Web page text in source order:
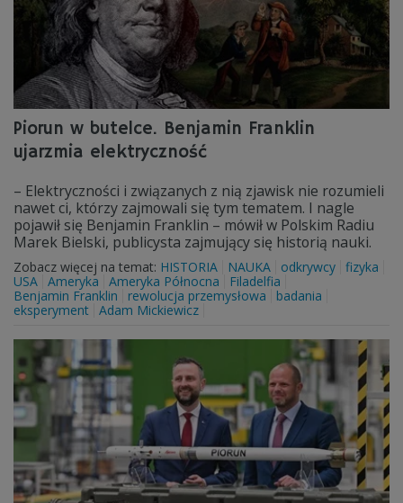
Piorun w butelce. Benjamin Franklin
ujarzmia elektryczność
– Elektryczności i związanych z nią zjawisk nie rozumieli
nawet ci, którzy zajmowali się tym tematem. I nagle
pojawił się Benjamin Franklin – mówił w Polskim Radiu
Marek Bielski, publicysta zajmujący się historią nauki.
Zobacz więcej na temat: HISTORIA NAUKA odkrywcy fizyka
USA Ameryka Ameryka Północna
Filadelfia
Benjamin Franklin
rewolucja przemysłowa
badania
eksperyment Adam Mickiewicz